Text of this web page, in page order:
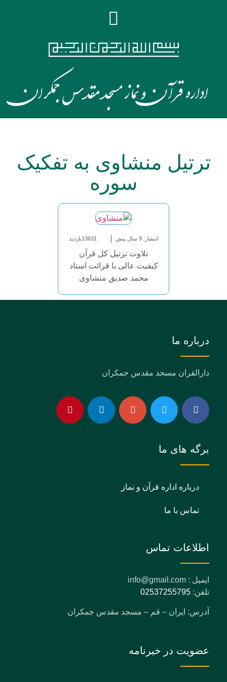
ترتیل منشاوی به تفکیک
سوره
انتشار: 9 سال پیش 13631بازدید
تلاوت ترتیل کل قرآن
کیفیت عالی با قرائت استاد
محمد صدیق منشاوی
درباره ما
دارالقران مسجد مقدس جمکران
برگه های ما
درباره اداره قرآن و نماز
تماس با ما
اطلاعات تماس
ایمیل : info@gmail.com
تلفن: 02537255795
آدرس: ایران – قم – مسجد مقدس جمکران
عضویت در خبرنامه